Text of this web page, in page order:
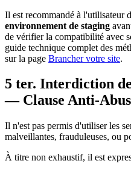
Il est recommandé à l'utilisateur
environnement de staging
de vérifier la compatibilité avec
guide technique complet des
sur la page Brancher votre site.
5 ter. Interdiction
— Clause Anti-Abus
Il n'est pas permis d'utiliser les
malveillantes, frauduleuses, ou
À titre non exhaustif, il est